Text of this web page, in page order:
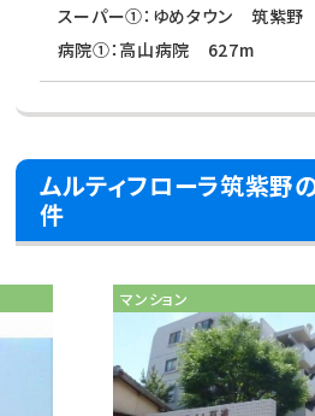
スーパー①：ゆめタウン 筑紫
病院①：高山病院 627m
ムルティフローラ筑紫野
件
マンション